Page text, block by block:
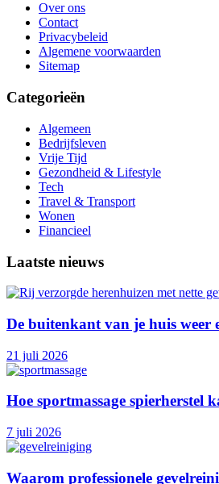
Over ons
Contact
Privacybeleid
Algemene voorwaarden
Sitemap
Categorieën
Algemeen
Bedrijfsleven
Vrije Tijd
Gezondheid & Lifestyle
Tech
Travel & Transport
Wonen
Financieel
Laatste nieuws
De buitenkant van je huis weer
21 juli 2026
Hoe sportmassage spierherstel
7 juli 2026
Waarom professionele